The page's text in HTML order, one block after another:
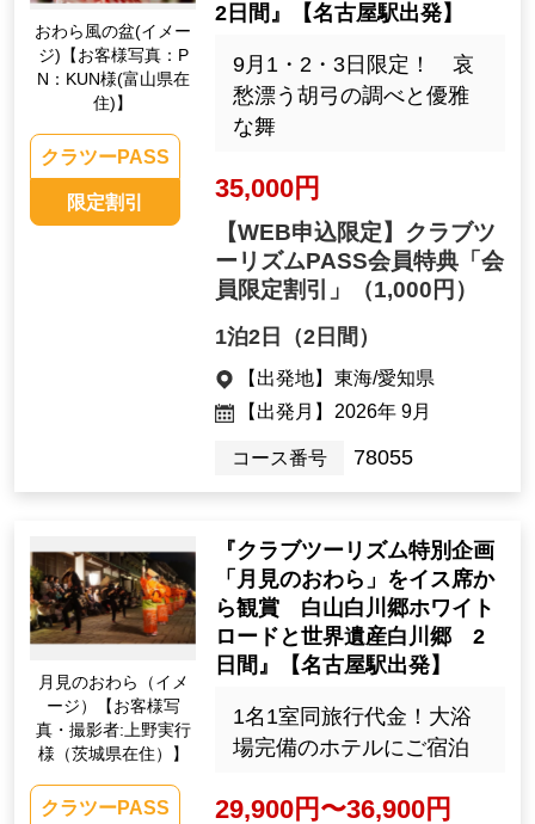
おわら風の盆(イメー
ジ)【お客様写真：P
N：KUN様(富山県在
住)】
クラツーPASS
限定割引
2日間』【名古屋駅出発】
9月1・2・3日限定！ 哀
愁漂う胡弓の調べと優雅
な舞
35,000円
【WEB申込限定】クラブツ
ーリズムPASS会員特典「会
員限定割引」
（1,000円）
1泊2日（2日間）
【出発地】 東海/愛知県
【出発月】 2026年 9月
コース番号 78055
月見のおわら（イメ
ージ）【お客様写
真・撮影者:上野実行
様（茨城県在住）】
クラツーPASS
『クラブツーリズム特別企画
「月見のおわら」をイス席か
ら観賞 白山白川郷ホワイト
ロードと世界遺産白川郷 2
日間』【名古屋駅出発】
1名1室同旅行代金！大浴
場完備のホテルにご宿泊
29,900円〜36,900円